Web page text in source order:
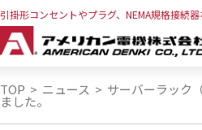
引掛形コンセントやプラグ、NEMA規格接続
TOP > ニュース > サーバーラック
ました。